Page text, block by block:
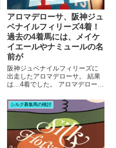
アロマデローサ、阪神ジュ
ベナイルフィリーズ4着！
過去の4着馬には、メイケ
イエールやナミュールの名
前が
阪神ジュベナイルフィリーズに
出走したアロマデローサ。 結果
は…4着でした。 アロマデロー
ズ4着 アロマデローサは、13番
人気。 単勝オッズは、最終的に
60倍でした。 穴馬扱いではあっ
たけれど。 パドックではハリ
の...
シルク募集馬の検討